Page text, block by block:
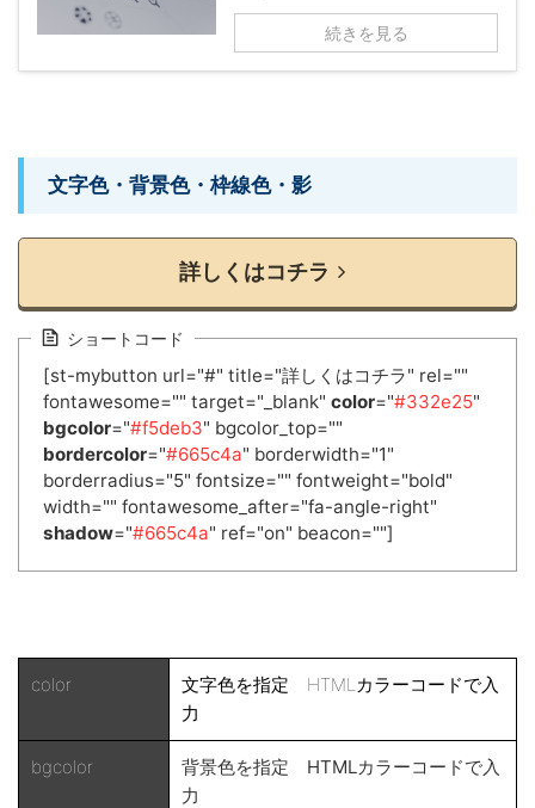
続きを見る
文字色・背景色・枠線色・影
詳しくはコチラ
ショートコード
[st-mybutton url="#" title="詳しくはコチラ" rel=""
fontawesome="" target="_blank" color="#332e25"
bgcolor="#f5deb3" bgcolor_top=""
bordercolor="#665c4a" borderwidth="1"
borderradius="5" fontsize="" fontweight="bold"
width="" fontawesome_after="fa-angle-right"
shadow="#665c4a" ref="on" beacon=""]
color
文字色を指定 HTMLカラーコードで入
力
bgcolor
背景色を指定 HTMLカラーコードで入
力